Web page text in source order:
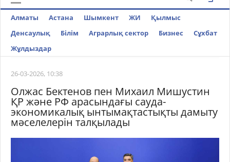
Алматы Астана Шымкент ЖИ
Қылмыс
Денсаулық
Білім Аграрлық сектор Бизнес
Cұхбат
Жұлдыздар
26-03-2026, 10:38
Олжас Бектенов пен Михаил Мишустин
ҚР және РФ арасындағы сауда-
экономикалық ынтымақтастықты дамыту
мәселелерін талқылады